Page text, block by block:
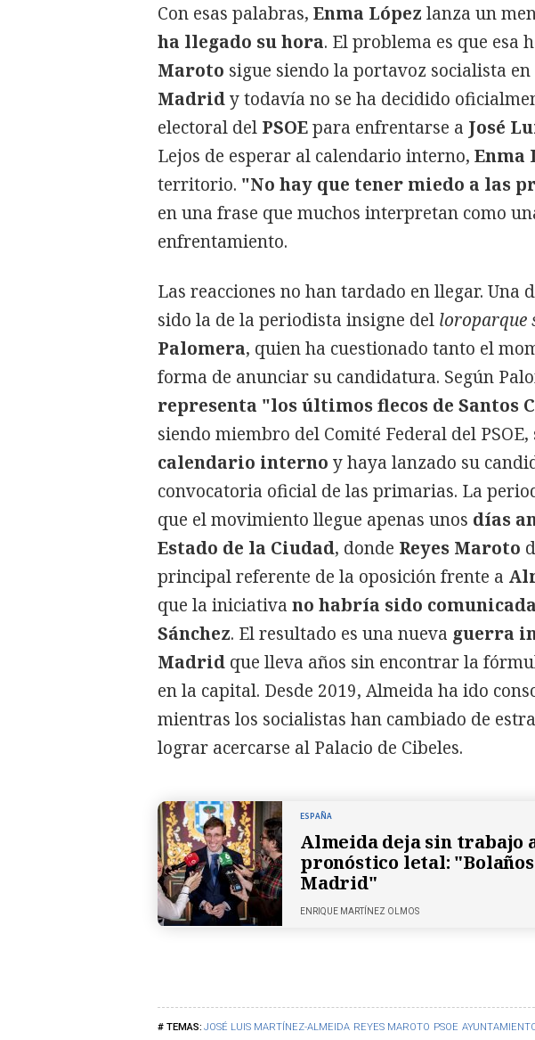
JOSÉ LUIS MARTÍNEZ-ALMEIDA REYES MAROTO PSOE
Con esas palabras, Enma López lanza un
ha llegado su hora. El problema es que esa
Maroto sigue siendo la portavoz socialista en
Madridy todavía no se ha decidido
electoral del PSOEpara enfrentarse a José
Lejos de esperar al calendario interno, Enma
territorio. "No hay que tener miedo a las
en una frase que muchos interpretan como
enfrentamiento.
Las reacciones no han tardado en llegar. Una
sido la de la periodista insigne del loroparque
Palomera, quien ha cuestionado tanto el
forma de anunciar su candidatura. Según
representa "los últimos flecos de Santos
siendo miembro del Comité Federal del PSOE,
calendario interno y haya lanzado su
convocatoria oficial de las primarias. La
que el movimiento llegue apenas unos días
Estado de la Ciudad, donde Reyes Maroto
principal referente de la oposición frente a
que la iniciativa no habría sido
Sánchez. El resultado es una nueva guerra
Madrid que lleva años sin encontrar la
en la capital. Desde 2019, Almeida ha ido
mientras los socialistas han cambiado de
lograr acercarse al Palacio de Cibeles.
ESPAÑA
Almeida deja sin trabajo
pronóstico letal:
Madrid"
ENRIQUE MARTÍNEZ OLMOS